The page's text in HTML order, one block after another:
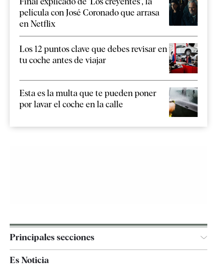
película con José Coronado que arrasa
en Netflix
Los 12 puntos clave que debes revisar en
tu coche antes de viajar
Esta es la multa que te pueden poner
por lavar el coche en la calle
Principales secciones
España
Es Noticia